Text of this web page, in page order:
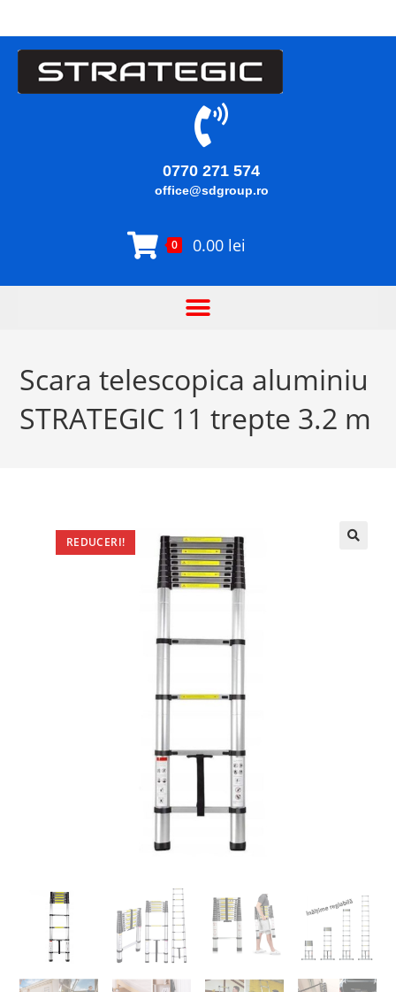
0770 271 574
office@sdgroup.ro
0 0.00 lei
Scara telescopica aluminiu
STRATEGIC 11 trepte 3.2 m
REDUCERI!